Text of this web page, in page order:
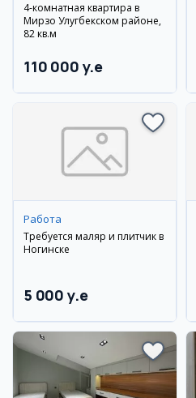
4-комнатная квартира в
Мирзо Улугбекском районе,
82 кв.м
110 000 y.e
Работа
Требуется маляр и плитчик в
Ногинске
5 000 y.e